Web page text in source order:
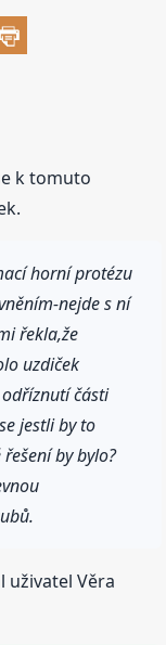
k tomuto
horní protézu
nejde s ní
řekla,že
uzdiček
části
jestli by to
by bylo?
uživatel Věra